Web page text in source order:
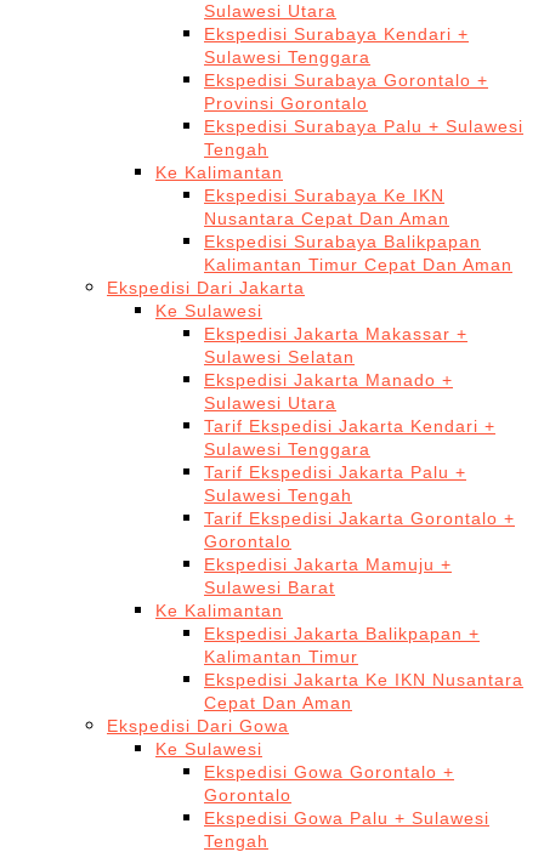
Sulawesi Utara
Ekspedisi Surabaya Kendari +
Sulawesi Tenggara
Ekspedisi Surabaya Gorontalo +
Provinsi Gorontalo
Ekspedisi Surabaya Palu + Sulawesi
Tengah
Ke Kalimantan
Ekspedisi Surabaya Ke IKN
Nusantara Cepat Dan Aman
Ekspedisi Surabaya Balikpapan
Kalimantan Timur Cepat Dan Aman
Ekspedisi Dari Jakarta
Ke Sulawesi
Ekspedisi Jakarta Makassar +
Sulawesi Selatan
Ekspedisi Jakarta Manado +
Sulawesi Utara
Tarif Ekspedisi Jakarta Kendari +
Sulawesi Tenggara
Tarif Ekspedisi Jakarta Palu +
Sulawesi Tengah
Tarif Ekspedisi Jakarta Gorontalo +
Gorontalo
Ekspedisi Jakarta Mamuju +
Sulawesi Barat
Ke Kalimantan
Ekspedisi Jakarta Balikpapan +
Kalimantan Timur
Ekspedisi Jakarta Ke IKN Nusantara
Cepat Dan Aman
Ekspedisi Dari Gowa
Ke Sulawesi
Ekspedisi Gowa Gorontalo +
Gorontalo
Ekspedisi Gowa Palu + Sulawesi
Tengah